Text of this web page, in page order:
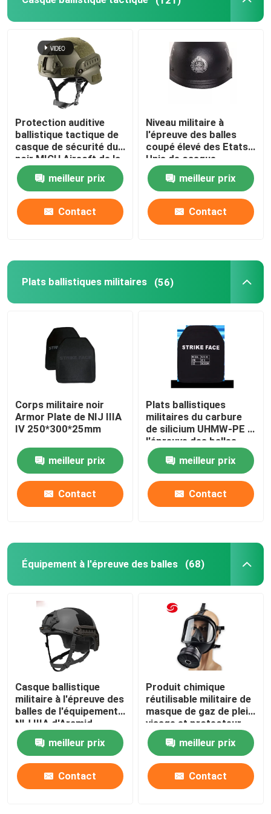
Équipement militaire tactique
Headwear tactique militaire
Véhicules blindés militaires
Équipement électrique
Un sac de premiers soins
Protection auditive
ballistique tactique de
casque de sécurité du
noir MICH Airsoft de la
Chine Xinxing NIJ IIIA
meilleur prix
Contact
Niveau militaire à
l'épreuve des balles
coupé élevé des Etats-
Unis de casque
ballistique rapide du
niveau IIIA Aramid
meilleur prix
Contact
Plats ballistiques militaires (56)
Corps militaire noir
Armor Plate de NIJ IIIA
IV 250*300*25mm
meilleur prix
Contact
Plats ballistiques
militaires du carbure
de silicium UHMW-PE à
l'épreuve des balles
meilleur prix
Contact
Équipement à l'épreuve des balles (68)
Casque ballistique
militaire à l'épreuve des
balles de l'équipement
NIJ IIIA d'Aramid
meilleur prix
Contact
Produit chimique
réutilisable militaire de
masque de gaz de plein
visage et protecteur
biologique
meilleur prix
Contact